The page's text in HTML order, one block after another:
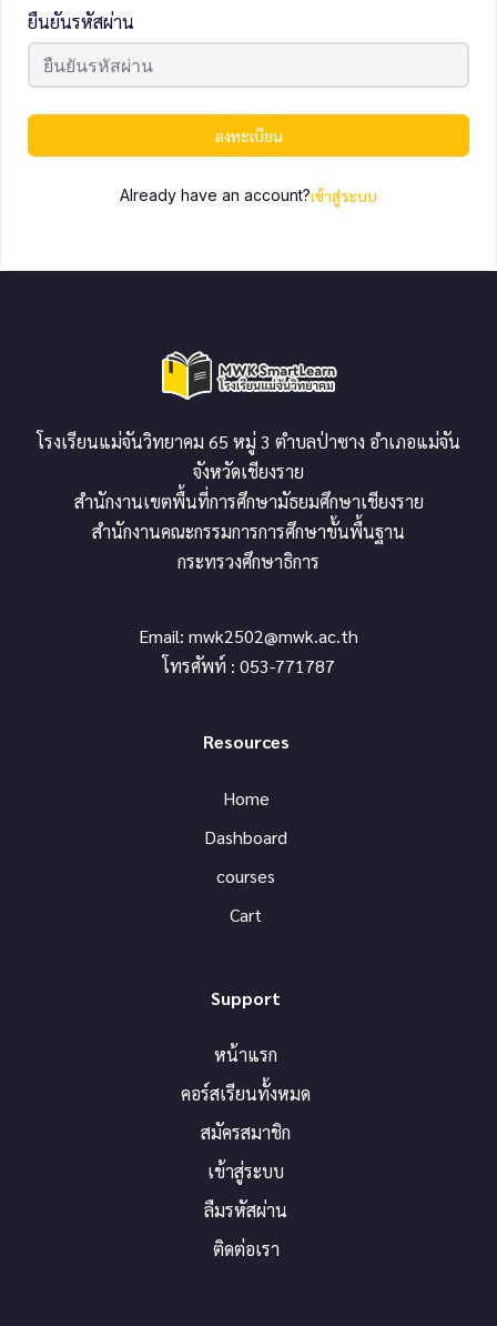
ยืนยันรหัสผ่าน
ลงทะเบียน
Already have an account?เข้าสู่ระบบ
โรงเรียนแม่จันวิทยาคม 65 หมู่ 3 ตำบลป่าซาง อำเภอแม่จัน
จังหวัดเชียงราย
สำนักงานเขตพื้นที่การศึกษามัธยมศึกษาเชียงราย
สำนักงานคณะกรรมการการศึกษาขั้นพื้นฐาน
กระทรวงศึกษาธิการ
Email: mwk2502@mwk.ac.th
โทรศัพท์ : 053-771787
Resources
Home
Dashboard
courses
Cart
Support
หน้าแรก
คอร์สเรียนทั้งหมด
สมัครสมาชิก
เข้าสู่ระบบ
ลืมรหัสผ่าน
ติดต่อเรา